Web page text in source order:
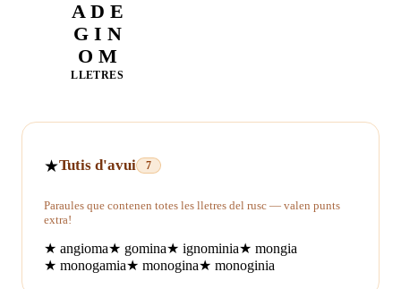
A D E
G I N
O M
LLETRES
★Tutis d'avui 7
Paraules que contenen totes les lletres del rusc — valen punts
extra!
★ angioma★ gomina★ ignominia★ mongia
★ monogamia★ monogina★ monoginia